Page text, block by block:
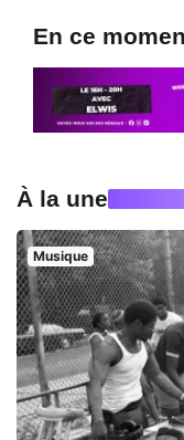
En ce
À la une
Musique